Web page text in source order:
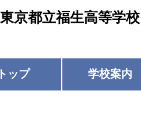
東京都立福生高等学校
トップ 学校案内